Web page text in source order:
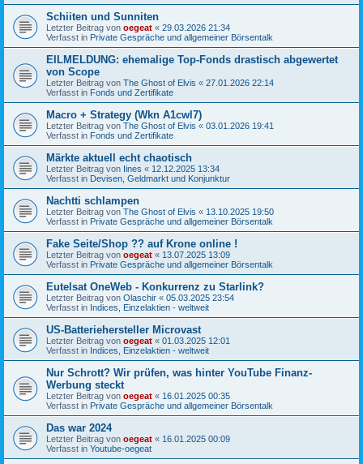
Schiiten und Sunniten
Letzter Beitrag von oegeat « 29.03.2026 21:34
Verfasst in Private Gespräche und allgemeiner Börsentalk
EILMELDUNG: ehemalige Top-Fonds drastisch abgewertet
von Scope
Letzter Beitrag von The Ghost of Elvis « 27.01.2026 22:14
Verfasst in Fonds und Zertifikate
Macro + Strategy (Wkn A1cwl7)
Letzter Beitrag von The Ghost of Elvis « 03.01.2026 19:41
Verfasst in Fonds und Zertifikate
Märkte aktuell echt chaotisch
Letzter Beitrag von Iines « 12.12.2025 13:34
Verfasst in Devisen, Geldmarkt und Konjunktur
Nachtti schlampen
Letzter Beitrag von The Ghost of Elvis « 13.10.2025 19:50
Verfasst in Private Gespräche und allgemeiner Börsentalk
Fake Seite/Shop ?? auf Krone online !
Letzter Beitrag von oegeat « 13.07.2025 13:09
Verfasst in Private Gespräche und allgemeiner Börsentalk
Eutelsat OneWeb - Konkurrenz zu Starlink?
Letzter Beitrag von Olaschir « 05.03.2025 23:54
Verfasst in Indices, Einzelaktien - weltweit
US-Batteriehersteller Microvast
Letzter Beitrag von oegeat « 01.03.2025 12:01
Verfasst in Indices, Einzelaktien - weltweit
Nur Schrott? Wir prüfen, was hinter YouTube Finanz-
Werbung steckt
Letzter Beitrag von oegeat « 16.01.2025 00:35
Verfasst in Private Gespräche und allgemeiner Börsentalk
Das war 2024
Letzter Beitrag von oegeat « 16.01.2025 00:09
Verfasst in Youtube-oegeat